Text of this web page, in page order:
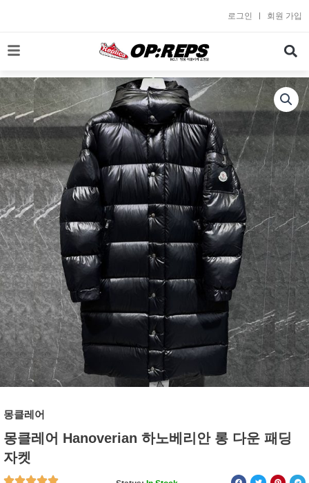
로
너
뛰
기
로그인 회원 가입
몽클레어
몽클레어 Hanoverian 하노베리안 롱 다운 패딩
자켓